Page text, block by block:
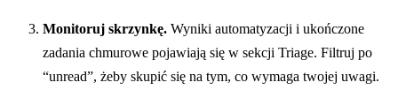
Monitoruj skrzynkę. Wyniki automatyzacji i ukończone
zadania chmurowe pojawiają się w sekcji Triage. Filtruj po
“unread”, żeby skupić się na tym, co wymaga twojej uwagi.